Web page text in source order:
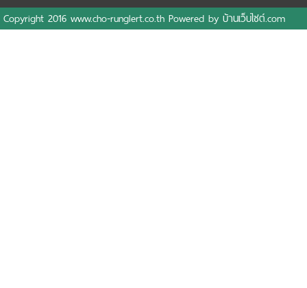
Copyright 2016 www.cho-runglert.co.th Powered by บ้านเว็บไซต์.com